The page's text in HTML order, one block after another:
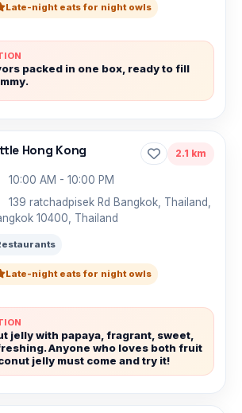
Late-night eats for night owls
packed in one box, ready to fill
Hong Kong 2.1 km
10:00 AM - 10:00 PM
139 ratchadpisek Rd Bangkok, Thailand,
10400, Thailand
Late-night eats for night owls
jelly with papaya, fragrant, sweet,
Anyone who loves both fruit
jelly must come and try it!